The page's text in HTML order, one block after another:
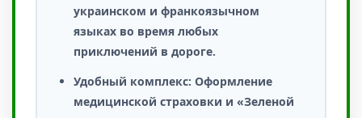
украинском и франкоязычном
языках во время любых
приключений в дороге.
Удобный комплекс: Оформление
медицинской страховки и «Зеленой